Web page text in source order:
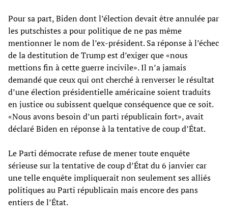
Pour sa part, Biden dont l’élection devait être annulée par
les putschistes a pour politique de ne pas même
mentionner le nom de l’ex-président. Sa réponse à l’échec
de la destitution de Trump est d’exiger que «nous
mettions fin à cette guerre incivile». Il n’a jamais
demandé que ceux qui ont cherché à renverser le résultat
d’une élection présidentielle américaine soient traduits
en justice ou subissent quelque conséquence que ce soit.
«Nous avons besoin d’un parti républicain fort», avait
déclaré Biden en réponse à la tentative de coup d’État.
Le Parti démocrate refuse de mener toute enquête
sérieuse sur la tentative de coup d’État du 6 janvier car
une telle enquête impliquerait non seulement ses alliés
politiques au Parti républicain mais encore des pans
entiers de l’État.